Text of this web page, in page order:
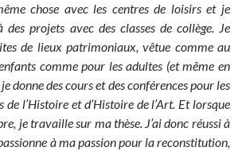
chose avec les centres de loisirs et je
projets avec des classes de collège. Je
de lieux patrimoniaux, vêtue comme au
comme pour les adultes (et même en
donne des cours et des conférences pour les
de l’Histoire et d’Histoire de l’Art. Et lorsque
je travaille sur ma thèse. J’ai donc réussi à
à ma passion pour la reconstitution,